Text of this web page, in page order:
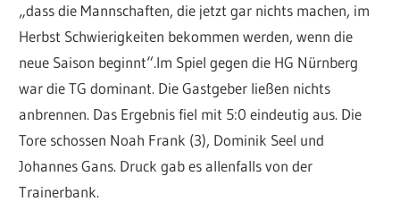
„dass die Mannschaften, die jetzt gar nichts machen, im
Herbst Schwierigkeiten bekommen werden, wenn die
neue Saison beginnt“.Im Spiel gegen die HG Nürnberg
war die TG dominant. Die Gastgeber ließen nichts
anbrennen. Das Ergebnis fiel mit 5:0 eindeutig aus. Die
Tore schossen Noah Frank (3), Dominik Seel und
Johannes Gans. Druck gab es allenfalls von der
Trainerbank.